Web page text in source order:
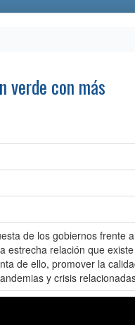
verde con más
de los gobiernos frente
estrecha relación que
de ello, promover la
y crisis